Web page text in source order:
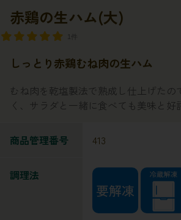
赤鶏の生ハム(大)
しっとり赤鶏むね肉の生ハム
むね肉を乾塩製法で熟成し仕上げたの
く、サラダと一緒に食べても美味と好
商品管理番号 413
調理法